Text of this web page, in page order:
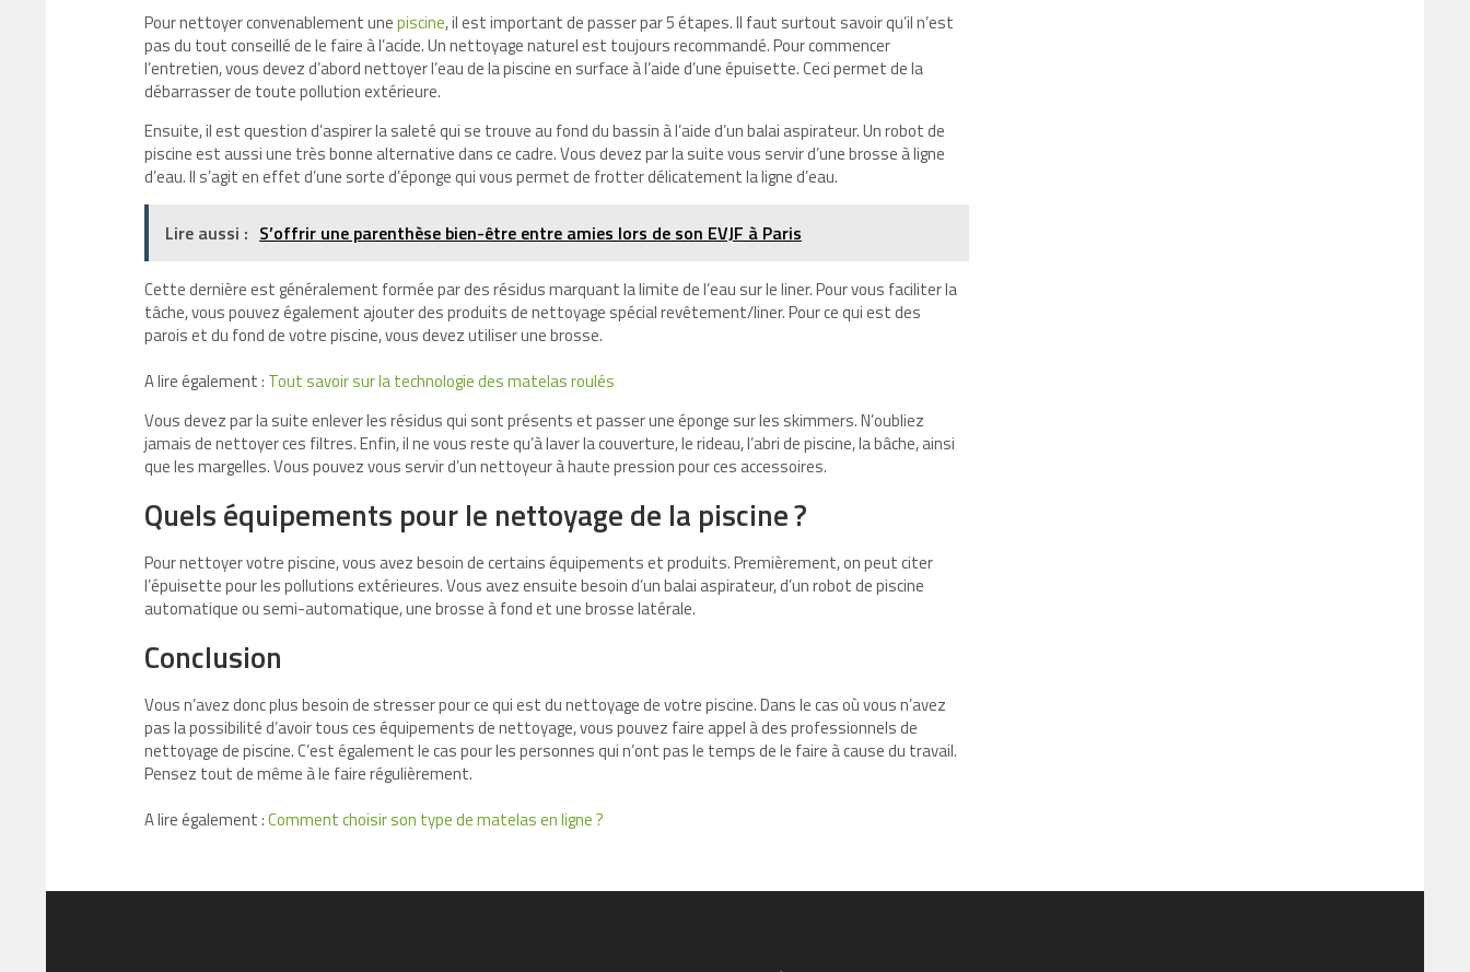
Pour nettoyer convenablement unepiscine, il est important de passer par 5 étapes. Il faut surtout savoir qu’il n’est
pas du tout conseillé de le faire à l’acide. Un nettoyage naturel est toujours recommandé. Pour commencer
l’entretien, vous devez d’abord nettoyer l’eau de la piscine en surface à l’aide d’une épuisette. Ceci permet de la
débarrasser de toute pollution extérieure.
Ensuite, il est question d’aspirer la saleté qui se trouve au fond du bassin à l’aide d’un balai aspirateur. Un robot de
piscine est aussi une très bonne alternative dans ce cadre. Vous devez par la suite vous servir d’une brosse à ligne
d’eau. Il s’agit en effet d’une sorte d’éponge qui vous permet de frotter délicatement la ligne d’eau.
Lire aussi : S’offrir une parenthèse bien-être entre amies lors de son EVJF à Paris
Cette dernière est généralement formée par des résidus marquant la limite de l’eau sur le liner. Pour vous faciliter la
tâche, vous pouvez également ajouter des produits de nettoyage spécial revêtement/liner. Pour ce qui est des
parois et du fond de votre piscine, vous devez utiliser une brosse.
A lire également : Tout savoir sur la technologie des matelas roulés
Vous devez par la suite enlever les résidus qui sont présents et passer une éponge sur les skimmers. N’oubliez
jamais de nettoyer ces filtres. Enfin, il ne vous reste qu’à laver la couverture, le rideau, l’abri de piscine, la bâche, ainsi
que les margelles. Vous pouvez vous servir d’un nettoyeur à haute pression pour ces accessoires.
Quels équipements pour le nettoyage de la piscine ?
Pour nettoyer votre piscine, vous avez besoin de certains équipements et produits. Premièrement, on peut citer
l’épuisette pour les pollutions extérieures. Vous avez ensuite besoin d’un balai aspirateur, d’un robot de piscine
automatique ou semi-automatique, une brosse à fond et une brosse latérale.
Conclusion
Vous n’avez donc plus besoin de stresser pour ce qui est du nettoyage de votre piscine. Dans le cas où vous n’avez
pas la possibilité d’avoir tous ces équipements de nettoyage, vous pouvez faire appel à des professionnels de
nettoyage de piscine. C’est également le cas pour les personnes qui n’ont pas le temps de le faire à cause du travail.
Pensez tout de même à le faire régulièrement.
A lire également :Comment choisir son type de matelas en ligne ?